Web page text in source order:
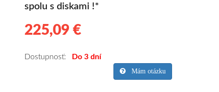
spolu s diskami !*
225,09 €
pneumatiky
SUV/crossover
Dostupnosť: Do 3 dní
Mám otázku